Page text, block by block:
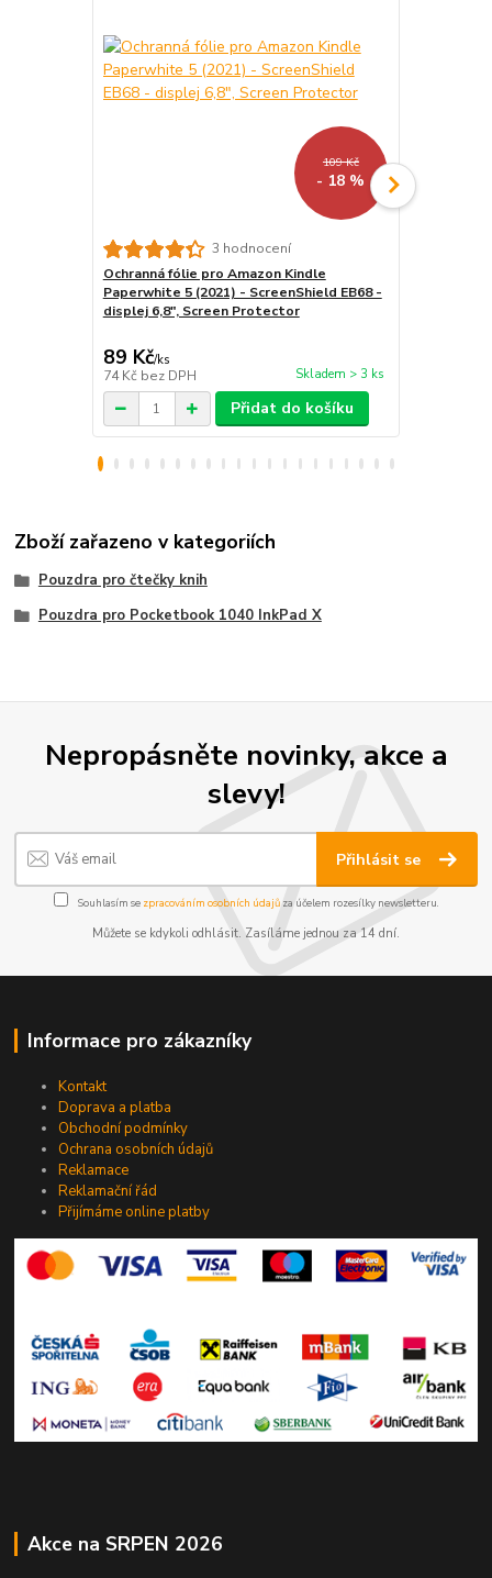
109 Kč
- 18 %
3 hodnocení
Ochranná fólie pro Amazon Kindle
Paperwhite 5 (2021) - ScreenShield EB68 -
displej 6,8", Screen Protector
89 Kč/ks
74 Kč bez DPH Skladem > 3 ks
Přidat do košíku
Zboží zařazeno v kategoriích
Pouzdra pro čtečky knih
Pouzdra pro Pocketbook 1040 InkPad X
Nepropásněte novinky, akce a
slevy!
Přihlásit se
Souhlasím se zpracováním osobních údajůza účelem rozesílky newsletteru.
Můžete se kdykoli odhlásit. Zasíláme jednou za 14 dní.
Informace pro zákazníky
Kontakt
Doprava a platba
Obchodní podmínky
Ochrana osobních údajů
Reklamace
Reklamační řád
Přijímáme online platby
Akce na SRPEN 2026